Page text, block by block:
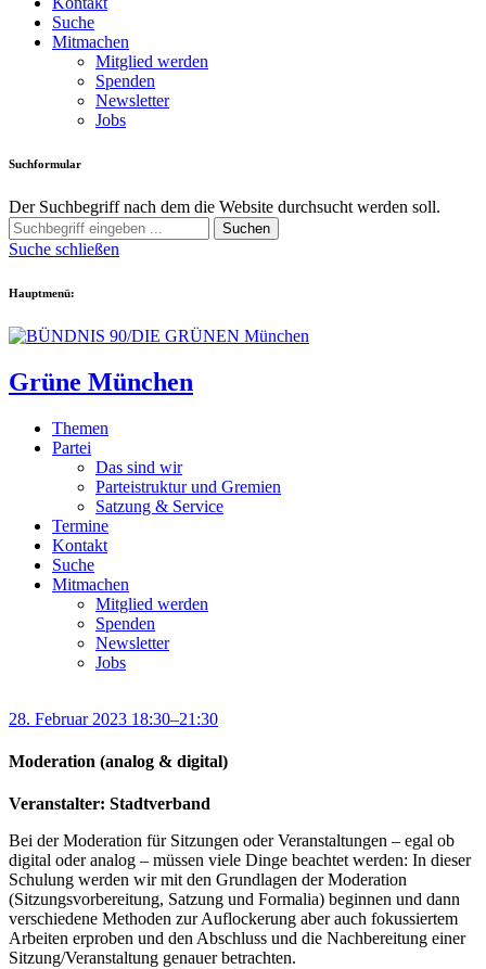
Suche
Mitmachen
Mitglied werden
Spenden
Newsletter
Jobs
Suchformular
Der Suchbegriff nach dem die Website durchsucht werden soll.
Suchen
Suche schließen
Hauptmenü:
Grüne München
Themen
Partei
Das sind wir
Parteistruktur und Gremien
Satzung & Service
Termine
Kontakt
Suche
Mitmachen
Mitglied werden
Spenden
Newsletter
Jobs
28. Februar 2023 18:30–21:30
Moderation (analog & digital)
Veranstalter: Stadtverband
Bei der Moderation für Sitzungen oder Veranstaltungen – egal ob
digital oder analog – müssen viele Dinge beachtet werden: In dieser
Schulung werden wir mit den Grundlagen der Moderation
(Sitzungsvorbereitung, Satzung und Formalia) beginnen und dann
verschiedene Methoden zur Auflockerung aber auch fokussiertem
Arbeiten erproben und den Abschluss und die Nachbereitung einer
Sitzung/Veranstaltung genauer betrachten.